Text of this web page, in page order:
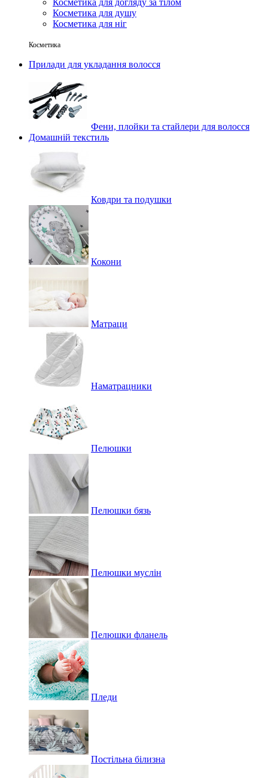
Косметика для догляду за тілом
Косметика для душу
Косметика для ніг
Косметика
Прилади для укладання волосся
Фени, плойки та стайлери для волосся
Домашній текстиль
Ковдри та подушки
Кокони
Матраци
Наматрацники
Пелюшки
Пелюшки бязь
Пелюшки муслін
Пелюшки фланель
Пледи
Постільна білизна